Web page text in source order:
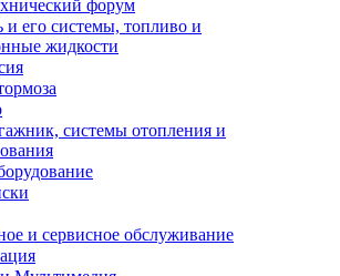
форум
его системы, топливо и
жидкости
системы отопления и
и сервисное обслуживание